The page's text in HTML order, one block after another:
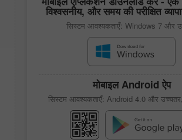
विश्वसनीय, और समय की परीक्षित
सिस्टम आवश्यकताएँ: Windows 7 और
मोबाइल Android ऐप
सिस्टम आवश्यकताएँ: Android 4.0 और